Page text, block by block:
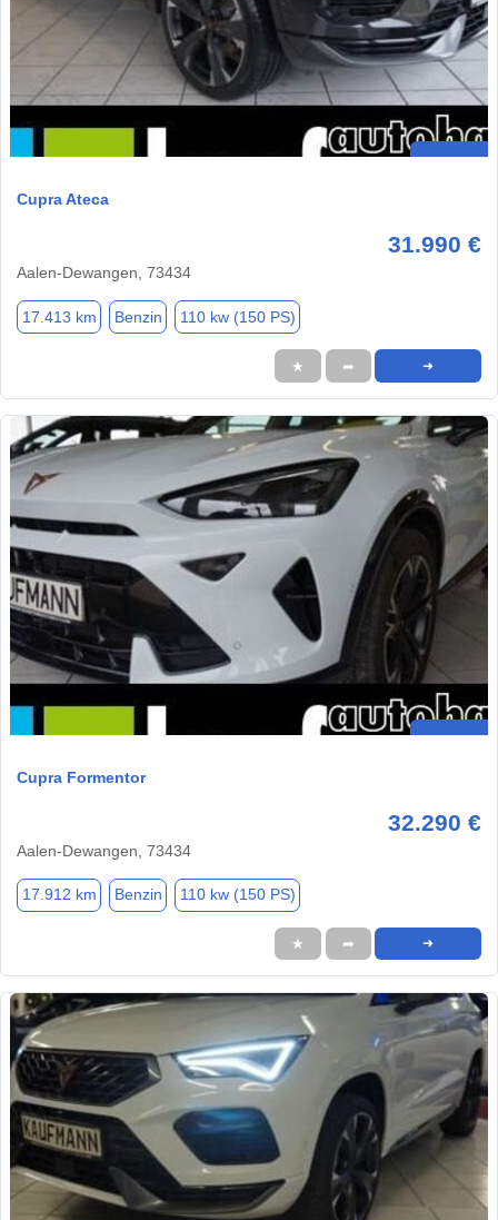
Cupra Ateca
31.990 €
Aalen-Dewangen, 73434
17.413 km Benzin 110 kw (150 PS)
★ ➦ ➜
Cupra Formentor
32.290 €
Aalen-Dewangen, 73434
17.912 km Benzin 110 kw (150 PS)
★ ➦ ➜